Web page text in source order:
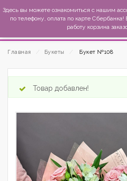
Главная Букеты Букет №108
Товар добавлен!
Здесь вы можете ознакомиться с нашим
по телефону, оплата по карте
работу корзина